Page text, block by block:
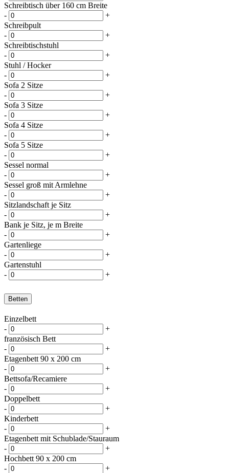
Schreibtisch über 160 cm Breite
-
+
Schreibpult
-
+
Schreibtischstuhl
-
+
Stuhl / Hocker
-
+
Sofa 2 Sitze
-
+
Sofa 3 Sitze
-
+
Sofa 4 Sitze
-
+
Sofa 5 Sitze
-
+
Sessel normal
-
+
Sessel groß mit Armlehne
-
+
Sitzlandschaft je Sitz
-
+
Bank je Sitz, je m Breite
-
+
Gartenliege
-
+
Gartenstuhl
-
+
Betten
Einzelbett
-
+
französisch Bett
-
+
Etagenbett 90 x 200 cm
-
+
Bettsofa/Recamiere
-
+
Doppelbett
-
+
Kinderbett
-
+
Etagenbett mit Schublade/Stauraum
-
+
Hochbett 90 x 200 cm
-
+